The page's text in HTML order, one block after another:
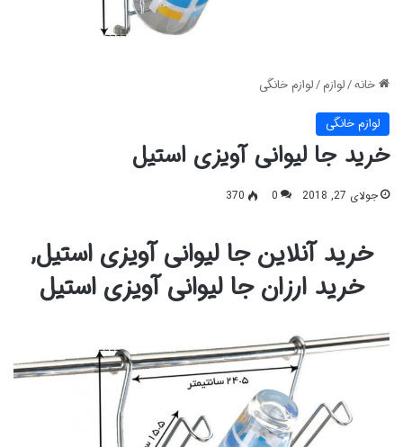
خانه/لوازم/لوازم خانگی
لوازم خانگی
خرید جا لیوانی آویزی استیل
جولای 27, 2018 0
370
خرید آنلاین جا لیوانی آویزی استیل,
خرید ارزان جا لیوانی آویزی استیل